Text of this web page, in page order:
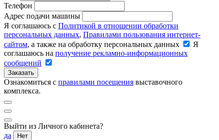
Телефон
Адрес подачи машины
Я соглашаюсь с Политикой в отношении обработки
персональных данных, Правилами пользования интернет-
сайтом, а также на обработку персональных данных
Я
соглашаюсь на получение рекламно-информационных
сообщений
Заказать
Ознакомиться с правилами посещения выставочного
комплекса.
Выйти из Личного кабинета?
да
Нет